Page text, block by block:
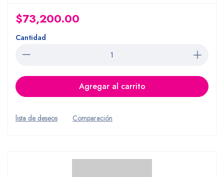
$73,200.00
Cantidad
Agregar al carrito
lista de deseos Comparación